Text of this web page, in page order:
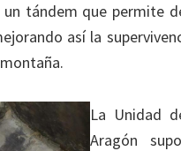
tándem que permite
así la
La Unidad
Aragón